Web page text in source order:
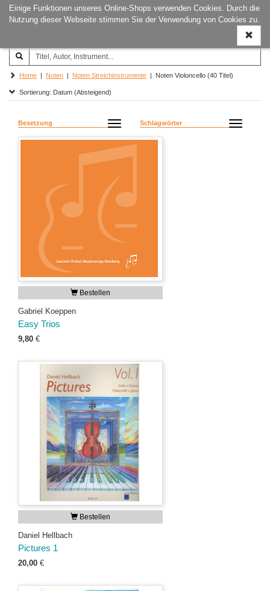
Einige Funktionen unseres Online-Shops verwenden Cookies. Durch die
Nutzung dieser Webseite stimmen Sie der Verwendung von Cookies zu.
ein-/
Joachim‐Trekel‐Musikverlag,
Hamburg
Home | Noten | Noten Streichinstrumente | Noten Violoncello (40 Titel)
Sortierung: Datum (Absteigend)
Besetzung Schlagwörter
Bestellen
Gabriel Koeppen
Easy Trios
9,80 €
Bestellen
Daniel Hellbach
Pictures 1
20,00 €